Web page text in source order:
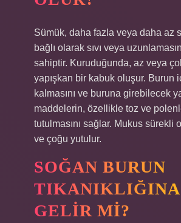
Sümük, daha fazla veya daha az
bağlı olarak sıvı veya
sahiptir. Kuruduğunda, az veya
yapışkan bir kabuk oluşur. Burun
kalmasını ve buruna girebilecek
maddelerin, özellikle toz ve
tutulmasını sağlar. Mukus sürekli
ve çoğu yutulur.
SOĞAN BURUN
GELIR MI?